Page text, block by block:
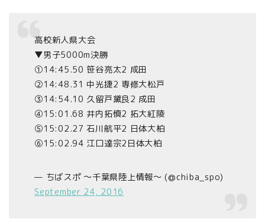
高校新人県大会
▼男子5000m決勝
①14:45.50 笹谷亮太2 成田
②14:48.31 中光捷2 専修大松戸
③14:54.10 久留戸黛良2 成田
④15:01.68 井内拓慎2 拓大紅陵
⑤15:02.27 石川航平2 日体大柏
⑥15:02.94 江口達宗2日体大柏
— ちばスポ 〜千葉県陸上情報〜 (@chiba_spo)
September 24, 2016